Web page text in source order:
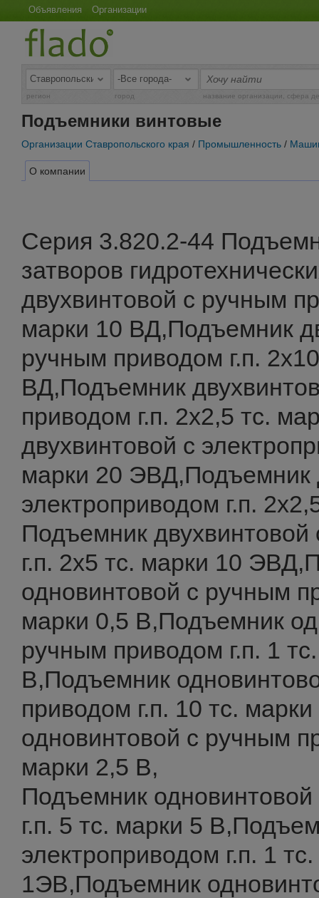
Объявления Организации
регион город название организации, сфера
Подъемники винтовые
Организации Ставропольского края / Промышленность /
О компании
Серия 3.820.2-44
затворов
двухвинтовой с ручным
марки 10 ВД,Подъемник
ручным приводом г.п.
ВД,Подъемник
приводом г.п. 2х2,5 тс.
двухвинтовой с
марки 20 ЭВД,Подъемник
электроприводом г.п.
Подъемник двухвинтовой
г.п. 2х5 тс. марки 10
одновинтовой с ручным
марки 0,5 В,Подъемник
ручным приводом г.п. 1
В,Подъемник
приводом г.п. 10 тс.
одновинтовой с ручным
марки 2,5 В,
Подъемник
г.п. 5 тс. марки 5
электроприводом г.п. 1
1ЭВ,Подъемник